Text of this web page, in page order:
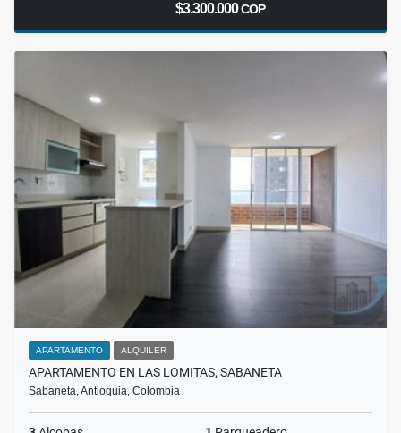
$3.300.000COP
APARTAMENTO ALQUILER
APARTAMENTO EN LAS LOMITAS, SABANETA
Sabaneta, Antioquia, Colombia